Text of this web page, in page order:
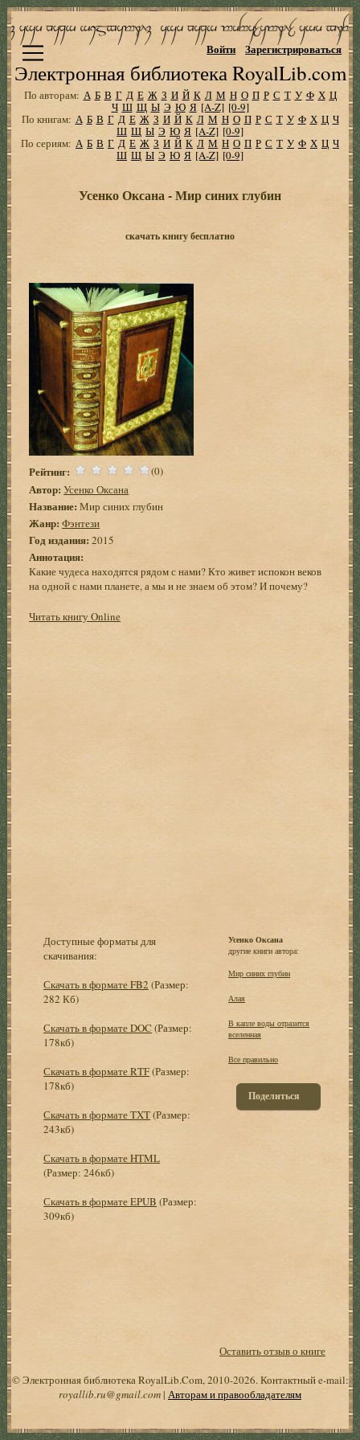
Электронная библиотека RoyalLib.com
Войти Зарегистрироваться
По авторам: А Б В Г Д Е Ж З И Й К Л М Н О П Р С Т У Ф Х Ц
Ч Ш Щ Ы Э Ю Я [A-Z] [0-9]
По книгам: А Б В Г Д Е Ж З И Й К Л М Н О П Р С Т У Ф Х Ц Ч
Ш Щ Ы Э Ю Я [A-Z] [0-9]
По сериям: А Б В Г Д Е Ж З И Й К Л М Н О П Р С Т У Ф Х Ц Ч
Ш Щ Ы Э Ю Я [A-Z] [0-9]
Усенко Оксана - Мир синих глубин
скачать книгу бесплатно
Рейтинг: (0)
Автор: Усенко Оксана
Название: Мир синих глубин
Жанр: Фэнтези
Год издания: 2015
Аннотация:
Какие чудеса находятся рядом с нами? Кто живет испокон веков
на одной с нами планете, а мы и не знаем об этом? И почему?
Читать книгу Online
Доступные форматы для
скачивания:
Скачать в формате FB2 (Размер:
282 Кб)
Скачать в формате DOC (Размер:
178кб)
Скачать в формате RTF(Размер:
178кб)
Скачать в формате TXT(Размер:
243кб)
Скачать в формате HTML
(Размер: 246кб)
Скачать в формате EPUB (Размер:
309кб)
Усенко Оксана
другие книги автора:
Мир синих глубин
Алая
В капле воды отразится
вселенная
Все правильно
Поделиться
Оставить отзыв о книге
© Электронная библиотека RoyalLib.Com, 2010-2026. Контактный e-mail:
royallib.ru@gmail.com| Авторам и правообладателям